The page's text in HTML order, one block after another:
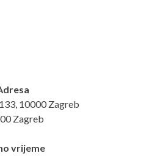
10000 Zagreb
Zagreb
vrijeme